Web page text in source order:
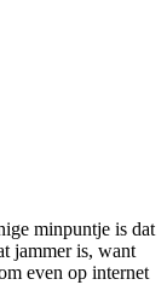
minpuntje is dat
jammer is, want
even op internet